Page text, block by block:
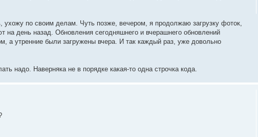
по своим делам. Чуть позже, вечером, я продолжаю загрузку фоток,
день назад. Обновления сегодняшнего и вчерашнего обновлений
а утренние были загружены вчера. И так каждый раз, уже довольно
надо. Наверняка не в порядке какая-то одна строчка кода.